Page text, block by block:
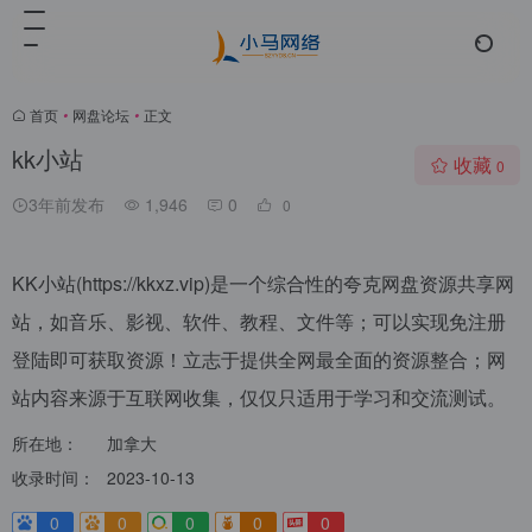
首页 • 网盘论坛 • 正文
kk小站
3年前发布 1,946 0 0
收藏 0
KK小站(https://kkxz.vip)是一个综合性的夸克网盘资源共享网
站，如音乐、影视、软件、教程、文件等；可以实现免注册
登陆即可获取资源！立志于提供全网最全面的资源整合；网
站内容来源于互联网收集，仅仅只适用于学习和交流测试。
所在地：
加拿大
收录时间：
2023-10-13
0
0 0 0 0